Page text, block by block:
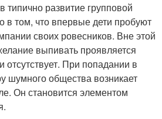
типично развитие групповой
в том, что впервые дети пробуют
своих ровесников. Вне этой
выпивать проявляется
отсутствует. При попадании в
шумного общества возникает
Он становится элементом